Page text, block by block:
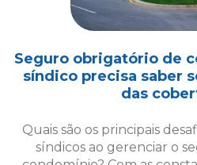
Quais são os principais
síndicos ao gerenciar o
coberturas, é essencial
proteções